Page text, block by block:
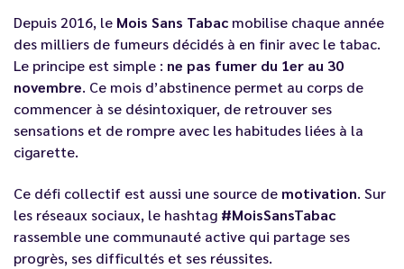
Depuis 2016, le Mois Sans Tabac mobilise chaque année
des milliers de fumeurs décidés à en finir avec le tabac.
Le principe est simple : ne pas fumer du 1er au 30
novembre. Ce mois d’abstinence permet au corps de
commencer à se désintoxiquer, de retrouver ses
sensations et de rompre avec les habitudes liées à la
cigarette.
Ce défi collectif est aussi une source de motivation. Sur
les réseaux sociaux, le hashtag #MoisSansTabac
rassemble une communauté active qui partage ses
progrès, ses difficultés et ses réussites.